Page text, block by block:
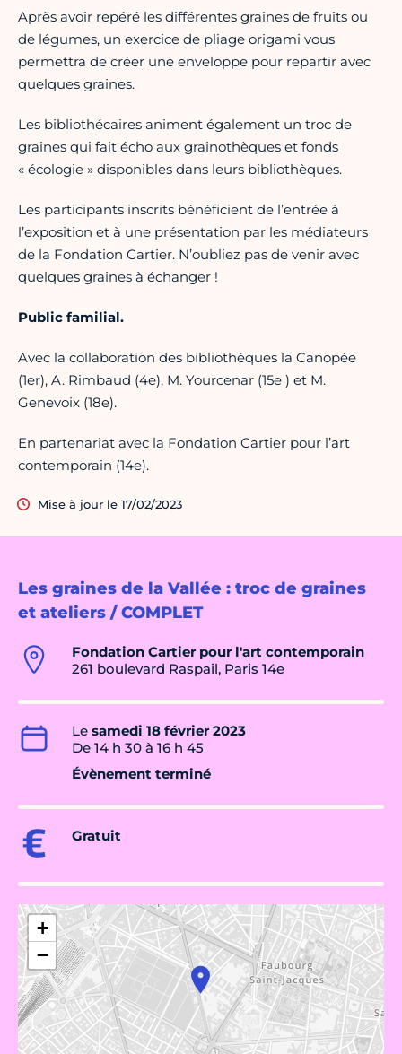
Les graines de la Vallée : troc de graines
et ateliers / COMPLET
Fondation Cartier pour l'art contemporain
261 boulevard Raspail, Paris 14e
Le samedi 18 février 2023
De 14 h 30 à 16 h 45
Évènement terminé
Gratuit
+
−
Après avoir repéré les différentes graines de fruits ou
de légumes, un exercice de plia­ge origami vous
permettra de créer une enveloppe pour repartir avec
quelques graines.
Les bibliothécaires animent également un troc de
graines qui fait écho aux grainothèques et fonds
« écologie » disponibles dans leurs bibliothèques.
Les participants inscrits bénéficient de l’entrée à
l’exposition et à une présentation par les médiateurs
de la Fondation Cartier. N’oubliez pas de venir avec
quelques graines à échanger !
Public familial.
Avec la collaboration des bibliothèques la Canopée
(1er), A. Rimbaud (4e), M. Yourcenar (15e ) et M.
Genevoix (18e).
En partenariat avec la Fondation Cartier pour l’art
contemporain (14e).
Mise à jour le 17/02/2023